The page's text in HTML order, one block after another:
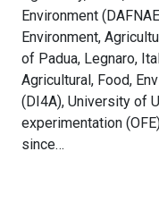
Environment
Environment,
of Padua, Legnaro,
Agricultural, Food,
(DI4A), University of
experimentation
since…